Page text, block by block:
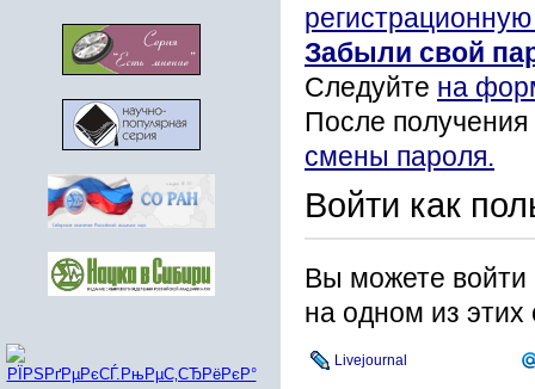
Забыли свой
Следуйте на
После
смены пароля.
Войти как
Вы можете войти
на одном из этих
Livejournal